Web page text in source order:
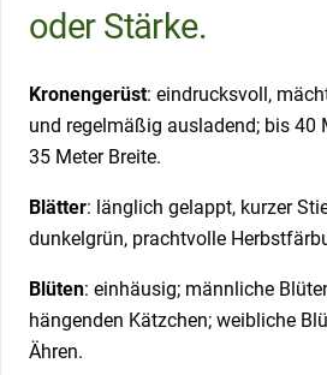
oder Stärke.
Kronengerüst: eindrucksvoll,
und regelmäßig ausladend; bis 40
35 Meter Breite.
Blätter: länglich gelappt, kurzer
dunkelgrün, prachtvolle
Blüten: einhäusig; männliche
hängenden Kätzchen; weibliche
Ähren.